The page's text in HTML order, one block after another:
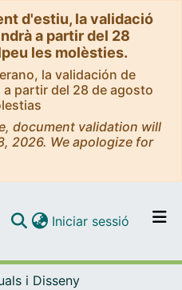
d'estiu, la validació
a partir del 28
les molèsties.
la validación de
partir del 28 de agosto
document validation will
2026. We apologize for
per tot el DD
Iniciar sessió (current)
i Disseny